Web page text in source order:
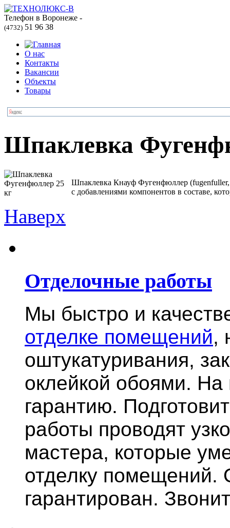
Телефон в Воронеже -
(4732) 51 96 38
О нас
Контакты
Вакансии
Объекты
Товары
Шпаклевка
Шпаклевка Кнауф Фугенфюллер (fugenfuller,
с добавлениями компонентов в составе,
Наверх
Отделочные работы
Мы быстро и
отделке помещений,
оштукатуривания,
оклейкой обоями.
гарантию.
работы проводят
мастера, которые
отделку помещений.
гарантирован.